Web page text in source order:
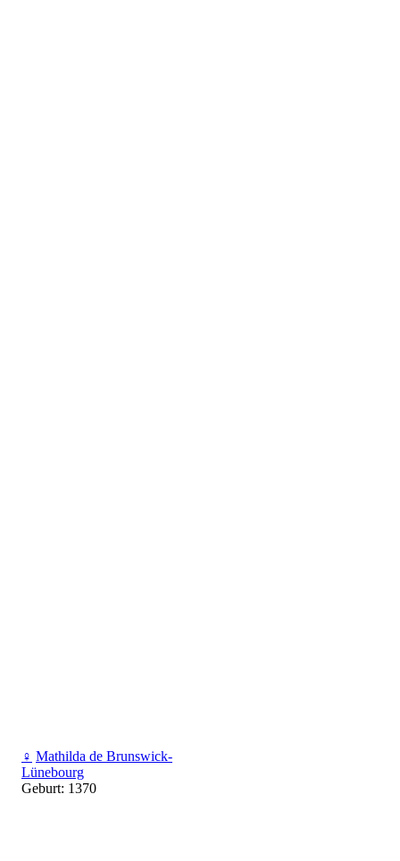
♀ Mathilda de Brunswick-
Lünebourg
Geburt: 1370